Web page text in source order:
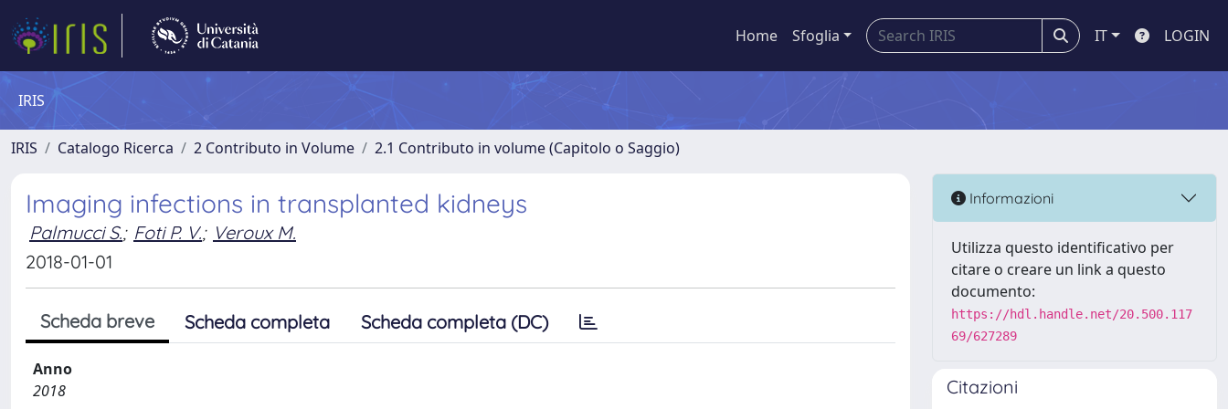
Home Sfoglia IT LOGIN
IRIS
IRIS Catalogo Ricerca 2 Contributo in Volume 2.1 Contributo in volume (Capitolo o Saggio)
Imaging infections in transplanted kidneys
Palmucci S.; Foti P. V.; Veroux M.
2018-01-01
Scheda breve Scheda completa Scheda completa (DC)
Anno
2018
Informazioni
Utilizza questo identificativo per
citare o creare un link a questo
documento:
https://hdl.handle.net/20.500.117
69/627289
Citazioni